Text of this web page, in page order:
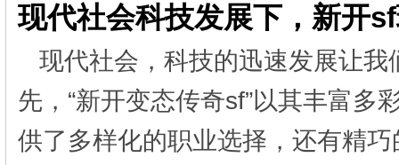
现代社会科技发展下，新开
现代社会，科技的迅速发展让
先，“新开变态传奇sf”以其丰富多
供了多样化的职业选择，还有精